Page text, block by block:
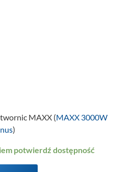
MAXX (MAXX 3000W
)
potwierdź dostępność